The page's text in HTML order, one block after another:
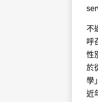
不
呼
性
於
學
近